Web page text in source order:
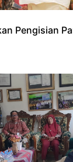
Pengisian